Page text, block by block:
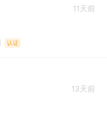
11天前
认证
13天前